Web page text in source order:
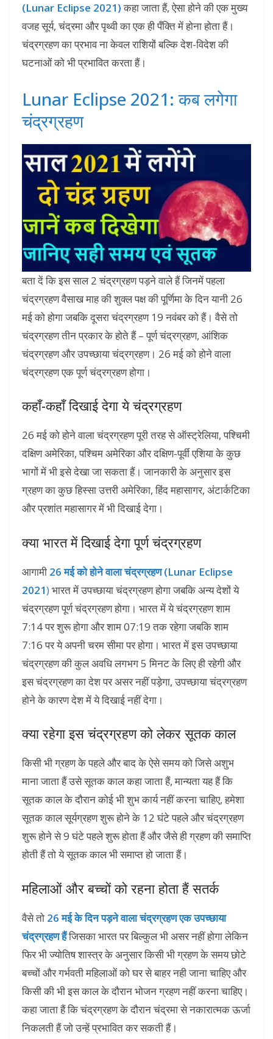
(Lunar Eclipse 2021)कहा जाता हैं, ऐसा होने की एक मुख्य
वजह सूर्य, चंद्रमा और पृथ्वी का एक ही पँक्ति में होना होता हैं।
चंद्रग्रहण का प्रभाव ना केवल राशियों बल्कि देश-विदेश की
घटनाओं को भी प्रभावित करता हैं।
Lunar Eclipse 2021: कब लगेगा
चंद्रग्रहण
बता दें कि इस साल 2 चंद्रग्रहण पड़ने वाले हैं जिनमें पहला
चंद्रग्रहण वैसाख माह की शुक्ल पक्ष की पूर्णिमा के दिन यानी 26
मई को होगा जबकि दूसरा चंद्रग्रहण 19 नवंबर को हैं। वैसे तो
चंद्रग्रहण तीन प्रकार के होते हैं – पूर्ण चंद्रग्रहण, आंशिक
चंद्रग्रहण और उपच्छाया चंद्रग्रहण। 26 मई को होने वाला
चंद्रग्रहण एक पूर्ण चंद्रग्रहण होगा।
कहाँ-कहाँ दिखाई देगा ये चंद्रग्रहण
26 मई को होने वाला चंद्रग्रहण पूरी तरह से ऑस्ट्रेलिया, पश्चिमी
दक्षिण अमेरिका, पश्चिम अमेरिका और दक्षिण-पूर्वी एशिया के कुछ
भागों में भी इसे देखा जा सकता हैं। जानकारी के अनुसार इस
ग्रहण का कुछ हिस्सा उत्तरी अमेरिका, हिंद महासागर, अंटार्कटिका
और प्रशांत महासागर में भी दिखाई देगा।
क्या भारत में दिखाई देगा पूर्ण चंद्रग्रहण
आगामी 26 मई को होने वाला चंद्रग्रहण(Lunar Eclipse
2021)भारत में उपच्छाया चंद्रग्रहण होगा जबकि अन्य देशों ये
चंद्रग्रहण पूर्ण चंद्रग्रहण होगा। भारत में ये चंद्रग्रहण शाम
7:14 पर शुरू होगा और शाम 07:19 तक रहेगा जबकि शाम
7:16 पर ये अपनी चरम सीमा पर होगा। भारत में इस उपच्छाया
चंद्रग्रहण की कुल अवधि लगभग 5 मिनट के लिए ही रहेगी और
इस चंद्रग्रहण का देश पर असर नहीं पड़ेगा, उपच्छाया चंद्रग्रहण
होने के कारण देश में ये दिखाई नहीं देगा।
क्या रहेगा इस चंद्रग्रहण को लेकर सूतक काल
किसी भी ग्रहण के पहले और बाद के ऐसे समय को जिसे अशुभ
माना जाता हैं उसे सूतक काल कहा जाता हैं, मान्यता यह हैं कि
सूतक काल के दौरान कोई भी शुभ कार्य नहीं करना चाहिए, हमेशा
सूतक काल सूर्यग्रहण शुरू होने के 12 घंटे पहले और चंद्रग्रहण
शुरू होने से 9 घंटे पहले शुरू होता हैं और जैसे ही ग्रहण की समाप्ति
होती हैं तो ये सूतक काल भी समाप्त हो जाता हैं।
महिलाओं और बच्चों को रहना होता हैं सतर्क
वैसे तो 26 मई के दिन पड़ने वाला चंद्रग्रहण एक उपच्छाया
चंद्रग्रहण हैंजिसका भारत पर बिल्कुल भी असर नहीं होगा लेकिन
फिर भी ज्योतिष शास्त्र के अनुसार किसी भी ग्रहण के समय छोटे
बच्चों और गर्भवती महिलाओं को घर से बाहर नही जाना चाहिए और
किसी की भी इस काल के दौरान भोजन ग्रहण नहीं करना चाहिए।
कहा जाता हैं कि चंद्रग्रहण के दौरान चंद्रमा से नकारात्मक ऊर्जा
निकलती हैं जो उन्हें प्रभावित कर सकती हैं।